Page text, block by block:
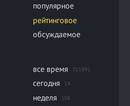
популярное
рейтинговое
обсуждаемое
все время 311891
сегодня 14
неделя 108